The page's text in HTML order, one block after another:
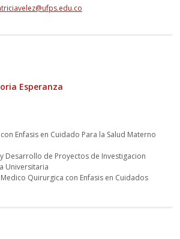
Esperanza
de Planta
en Educacion
en Enfermeria con Enfasis en Cuidado Para la
en Gestion y Desarrollo de Proyectos de
en Docencia Universitaria